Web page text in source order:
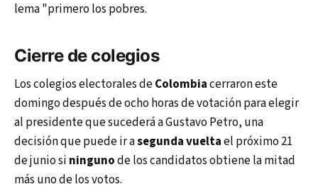
lema "primero los pobres.
Cierre de colegios
Los colegios electorales deColombiacerraron este
domingo después de ocho horas de votación para elegir
al presidente que sucederá a Gustavo Petro, una
decisión que puede ir asegunda vueltael próximo 21
de junio si ningunode los candidatos obtiene la mitad
más uno de los votos.